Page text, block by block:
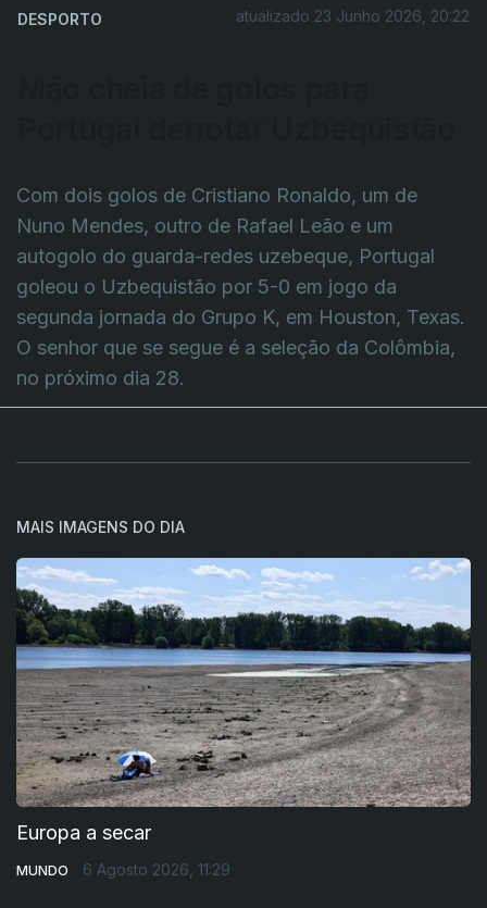
DESPORTO atualizado 23 Junho 2026, 20:22
Com dois golos de Cristiano Ronaldo, um de
Nuno Mendes, outro de Rafael Leão e um
autogolo do guarda-redes uzebeque, Portugal
goleou o Uzbequistão por 5-0 em jogo da
segunda jornada do Grupo K, em Houston, Texas.
O senhor que se segue é a seleção da Colômbia,
no próximo dia 28.
MAIS IMAGENS DO DIA
Europa a secar
MUNDO 6 Agosto 2026, 11:29